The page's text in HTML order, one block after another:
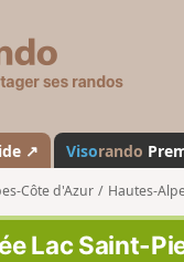
s
a
n
d
o
↗ Visorando
Côte d'Azur Hautes-
Lac Saint-